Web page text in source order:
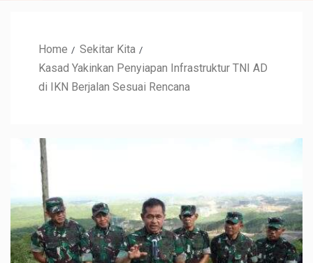
Home
Sekitar Kita
Kasad Yakinkan Penyiapan Infrastruktur TNI AD
di IKN Berjalan Sesuai Rencana